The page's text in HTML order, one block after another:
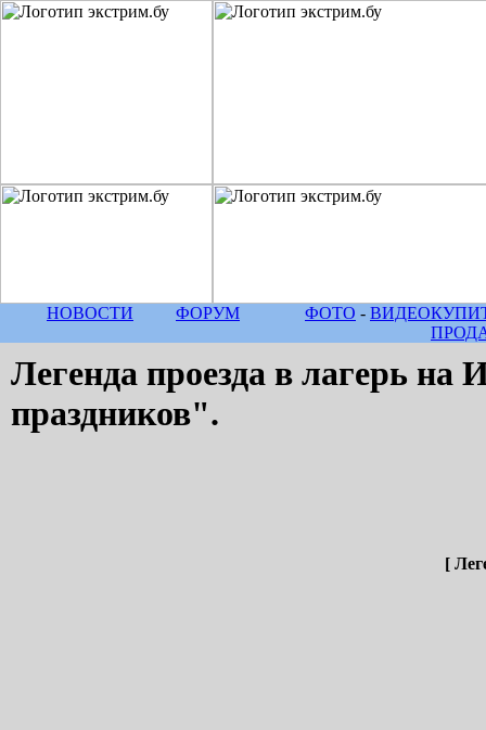
НОВОСТИ ФОРУМ ФОТО - ВИДЕО
Легенда проезда в лагерь
праздников".
[